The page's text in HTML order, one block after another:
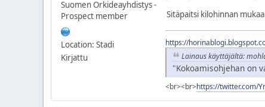
Suomen Orkideayhdistys -
Prospect member
Location: Stadi
Kirjattu
Sitäpaitsi kilohinnan
https://
Lainaus käyttäjältä:
"Kokoamisohjehan on
<br><br>https://twitter.com/